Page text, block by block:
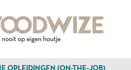
OPLEIDINGEN (ON-THE-JOB)